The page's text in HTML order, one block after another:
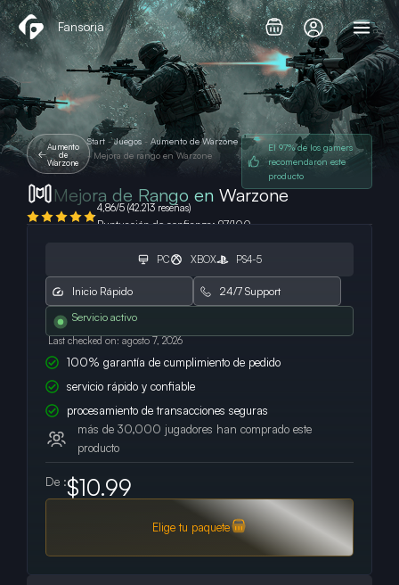
Ir
al
contenido
Fansoria
Aumento
de
Warzone
Start-Juegos- Aumento de Warzone
-Mejora de rango en Warzone
El 97% de los gamers
recomendaron este
producto
Mejora de Rango en Warzone
4,86/5 (42.213 reseñas)
Puntuación de confianza: 97/100
PC XBOX PS4-5
Inicio Rápido
24/7 Support
Servicio activo
Last checked on: agosto 7, 2026
100% garantía de cumplimiento de pedido
servicio rápido y confiable
procesamiento de transacciones seguras
más de 30,000 jugadores han comprado este
producto
De :$10.99
Elige tu paquete